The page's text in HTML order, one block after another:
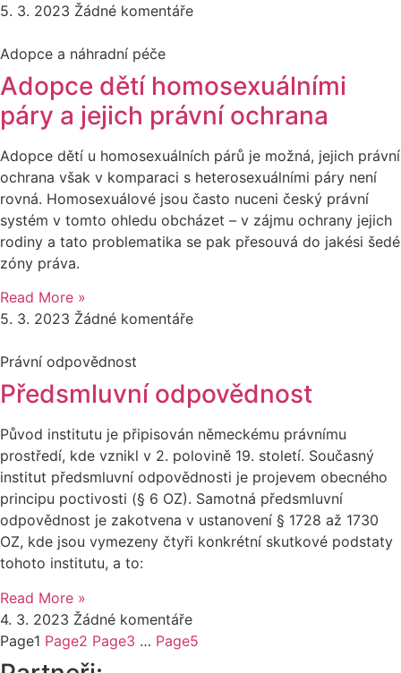
5. 3. 2023 Žádné komentáře
Adopce a náhradní péče
Adopce dětí homosexuálními
páry a jejich právní ochrana
Adopce dětí u homosexuálních párů je možná, jejich právní
ochrana však v komparaci s heterosexuálními páry není
rovná. Homosexuálové jsou často nuceni český právní
systém v tomto ohledu obcházet – v zájmu ochrany jejich
rodiny a tato problematika se pak přesouvá do jakési šedé
zóny práva.
Read More »
5. 3. 2023 Žádné komentáře
Právní odpovědnost
Předsmluvní odpovědnost
Původ institutu je připisován německému právnímu
prostředí, kde vznikl v 2. polovině 19. století. Současný
institut předsmluvní odpovědnosti je projevem obecného
principu poctivosti (§ 6 OZ). Samotná předsmluvní
odpovědnost je zakotvena v ustanovení § 1728 až 1730
OZ, kde jsou vymezeny čtyři konkrétní skutkové podstaty
tohoto institutu, a to:
Read More »
4. 3. 2023 Žádné komentáře
Page1 Page2 Page3 … Page5